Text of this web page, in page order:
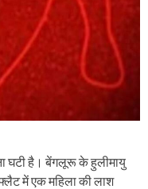
घटी है। बेंगलूरू के हुलीमायु
में एक महिला की लाश